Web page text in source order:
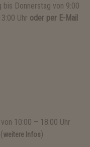
Donnerstag von 9:00
Uhr oder per E-Mail
10:00 – 18:00 Uhr
weitere Infos)